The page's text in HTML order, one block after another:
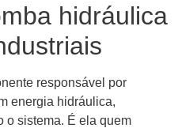
hidráulica
responsável por
energia hidráulica,
o sistema. É ela quem